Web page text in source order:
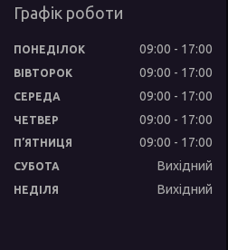
Графік роботи
ПОНЕДІЛОК 09:00 17:00
ВІВТОРОК 09:00 17:00
СЕРЕДА 09:00 17:00
ЧЕТВЕР 09:00 17:00
ПʼЯТНИЦЯ 09:00 17:00
СУБОТА Вихідний
НЕДІЛЯ Вихідний